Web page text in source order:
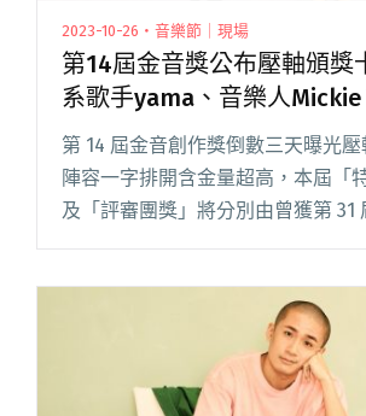
2023-10-26・音樂節｜現場
第14屆金音獎公布壓軸頒獎
系歌手yama、音樂人Mickie
任頒獎人
第 14 屆金音創作獎倒數三天曝光壓
陣容一字排開含金量超高，本屆「
及「評審團獎」將分別由曾獲第 31
獻獎的「臺灣鼓王」黃瑞豐老師、
頒發，還有曾獲金馬閱讀全文 "第14
布壓軸頒獎卡司 覆面系歌手yama、
Mickie Yoshino擔任頒獎人"